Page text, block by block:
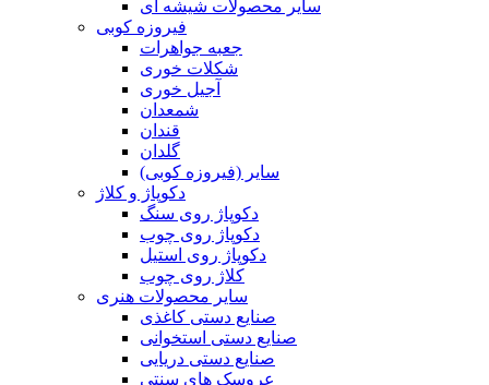
سایر محصولات شیشه ای
فیروزه کوبی
جعبه جواهرات
شکلات خوری
آجیل خوری
شمعدان
قندان
گلدان
سایر (فیروزه کوبی)
دکوپاژ و کلاژ
دکوپاژ روی سنگ
دکوپاژ روی چوب
دکوپاژ روی استیل
کلاژ روی چوب
سایر محصولات هنری
صنایع دستی کاغذی
صنایع دستی استخوانی
صنایع دستی دریایی
عروسک های سنتی